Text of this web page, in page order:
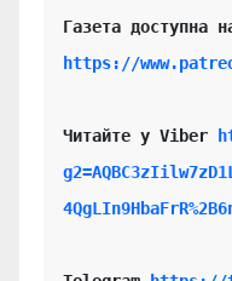
https://
Читайте у Viber